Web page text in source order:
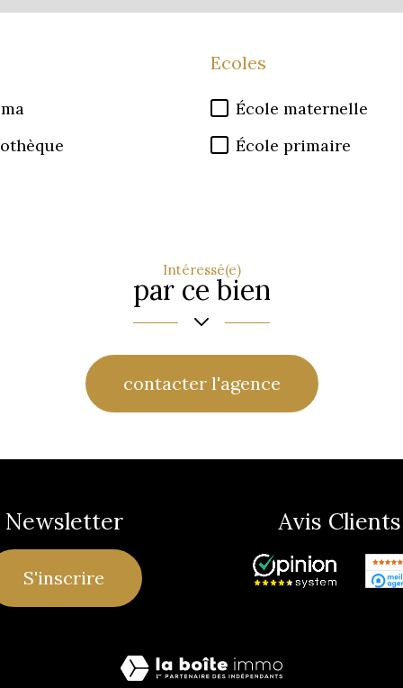
Ecoles
École maternelle
École primaire
Intéressé(e)
par ce bien
contacter l'agence
Newsletter
S'inscrire
Avis Clients